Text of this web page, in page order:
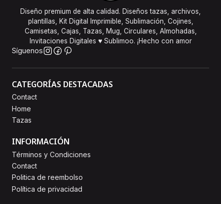
Diseño premium de alta calidad. Diseños tazas, archivos,
plantillas, Kit Digital Imprimible, Sublimación, Cojines,
Camisetas, Cajas, Tazas, Mug, Circulares, Almohadas,
Invitaciones Digitales ♥ Sublimoo. ¡Hecho con amor
Síguenos
CATEGORÍAS DESTACADAS
Contact
Home
Tazas
INFORMACIÓN
Términos y Condiciones
Contact
Politica de reembolso
Política de privacidad